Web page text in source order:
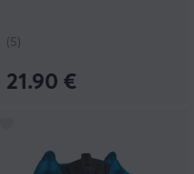
(5)
21.90 €